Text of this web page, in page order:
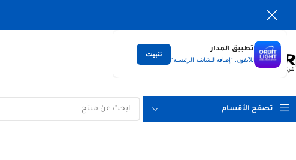
تطبيق المدار
للآيفون: "إضافة للشاشة الرئيسية"
تثبيت التوصيل
لكل العراق
تصفح الأقسام